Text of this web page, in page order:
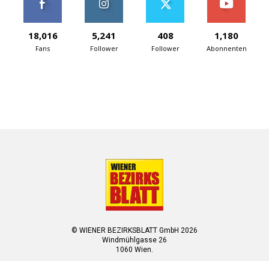
18,016
Fans
5,241
Follower
408
Follower
1,180
Abonnenten
© WIENER BEZIRKSBLATT GmbH 2026
Windmühlgasse 26
1060 Wien.